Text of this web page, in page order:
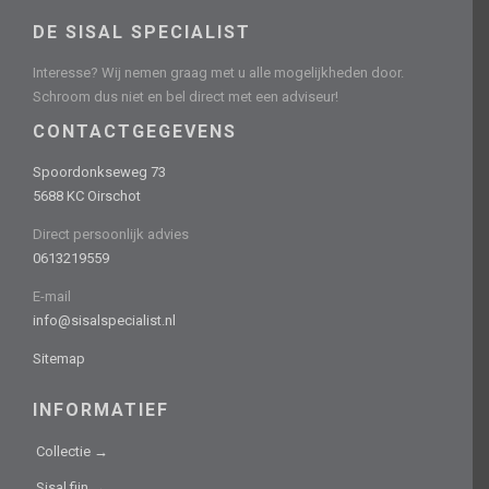
DE SISAL SPECIALIST
Interesse? Wij nemen graag met u alle mogelijkheden door.
Schroom dus niet en bel direct met een adviseur!
CONTACTGEGEVENS
Spoordonkseweg 73
5688 KC Oirschot
Direct persoonlijk advies
0613219559
E-mail
info@sisalspecialist.nl
Sitemap
INFORMATIEF
Collectie →